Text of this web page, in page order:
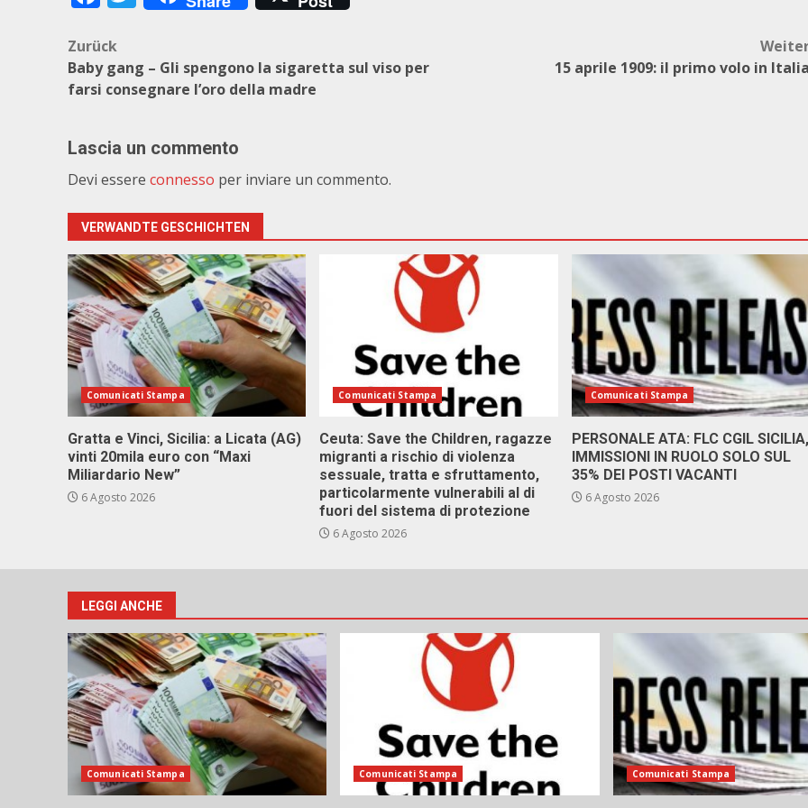
Beitragsnavigation
Zurück
Baby gang – Gli spengono la sigaretta sul viso per
farsi consegnare l’oro della madre
15 aprile 1909: il primo volo in
Lascia un commento
Devi essere connesso per inviare un commento.
VERWANDTE GESCHICHTEN
Comunicati Stampa
Gratta e Vinci, Sicilia: a Licata (AG)
vinti 20mila euro con “Maxi
Miliardario New”
6 Agosto 2026
Comunicati Stampa
Ceuta: Save the Children, ragazze
migranti a rischio di violenza
sessuale, tratta e sfruttamento,
particolarmente vulnerabili al di
fuori del sistema di protezione
6 Agosto 2026
Comunicati Stampa
PERSONALE ATA: FLC CGIL SICILIA,
IMMISSIONI IN RUOLO SOLO SUL
35% DEI POSTI VACANTI
6 Agosto 2026
LEGGI ANCHE
Comunicati Stampa Comunicati Stampa Comunicati Stampa